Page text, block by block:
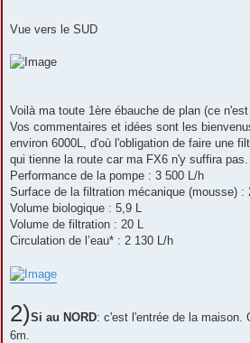
Vue vers le SUD
Voilà ma toute 1ère ébauche de plan (ce
Vos commentaires et idées sont les
environ 6000L, d'où l'obligation de faire une
qui tienne la route car ma FX6 n'y suffira pas.
Performance de la pompe : 3 500 L/h
Surface de la filtration mécanique (mousse) :
Volume biologique : 5,9 L
Volume de filtration : 20 L
Circulation de l’eau* : 2 130 L/h
2)Si au NORD: c'est l'entrée de la maison.
6m.